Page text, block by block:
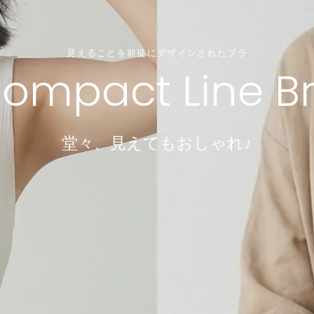
見えることを前提にデザインされたブラ
Line
堂々、見えてもおしゃれ♪
＼ちょうどいいが見つかる／
涼インナー
選べる型・着丈・素材・サイズ
小胸でも、谷間は作れる。4つのサイズから選ぶだけ！
Dramatical Bra 003
諦めていた谷間ができるブラ
＼重さたったの50グラム！／
透け感ブラレット
軽くて涼しいノーブラ感覚ブラ